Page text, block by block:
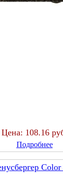
Цена: 108.16
Подробнее